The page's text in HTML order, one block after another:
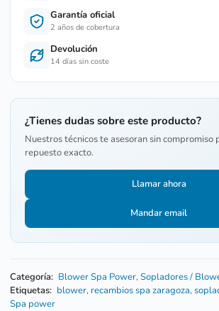
Garantía oficial
2 años de cobertura
Devolución
14 días sin coste
¿Tienes dudas sobre este producto?
Nuestros técnicos te asesoran sin compromiso
repuesto exacto.
Llamar ahora
Mandar email
Categoría: Blower Spa Power,Sopladores /
Etiquetas: blower, recambios spa zaragoza,
Spa power